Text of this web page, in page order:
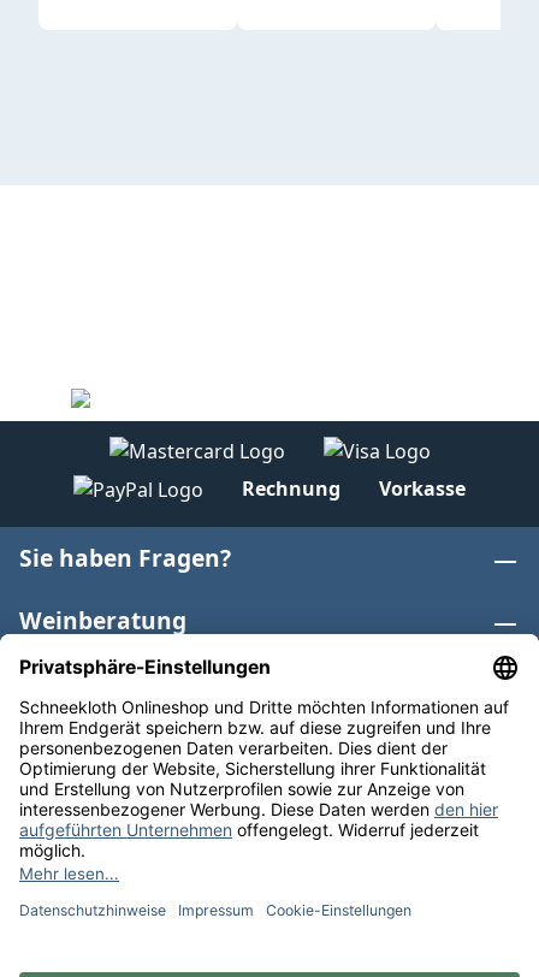
Rechnung Vorkasse
Sie haben Fragen?
Weinberatung
Informationen
Weinkategorien
Internationaler Wein
* Alle Preise inkl. gesetzl. Mehrwertsteuer zzgl.
anders angegeben. Bioprodukte im Bio-Kontrollverfahren